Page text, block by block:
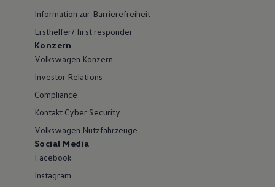
Information zur Barrierefreiheit
Ersthelfer/ first responder
Konzern
Volkswagen Konzern
Investor Relations
Compliance
Kontakt Cyber Security
Volkswagen Nutzfahrzeuge
Social Media
Facebook
Instagram